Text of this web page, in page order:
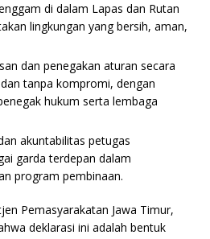
di dalam Lapas dan Rutan
lingkungan yang bersih, aman,
dan penegakan aturan secara
tanpa kompromi, dengan
hukum serta lembaga
akuntabilitas petugas
garda terdepan dalam
program pembinaan.
Pemasyarakatan Jawa Timur,
deklarasi ini adalah bentuk